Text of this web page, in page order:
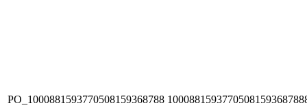
PO_1000881593770508159368788